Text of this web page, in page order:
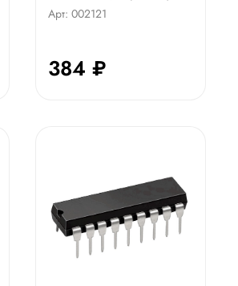
Арт: 002121
384 ₽